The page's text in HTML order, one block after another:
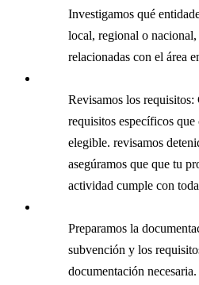
Investigamos qué
local, regional o
relacionadas con el área
Revisamos los
requisitos específicos
elegible. revisamos
asegúramos que que tu
actividad cumple con
Preparamos la
subvención y los
documentación